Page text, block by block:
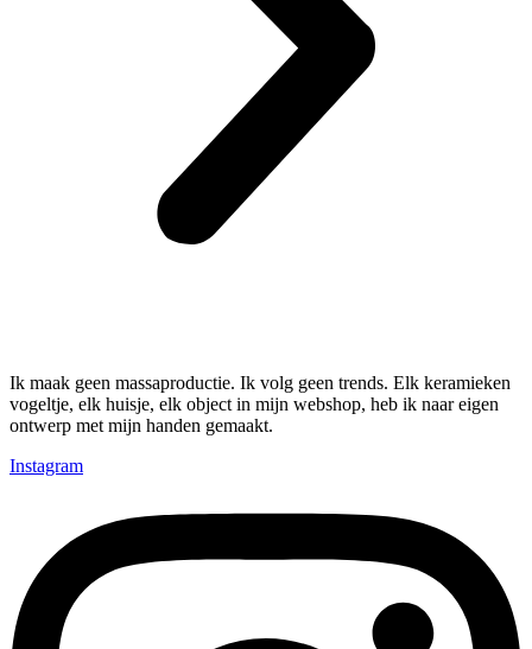
Ik maak geen massaproductie. Ik volg geen trends. Elk keramieken
vogeltje, elk huisje, elk object in mijn webshop, heb ik naar eigen
ontwerp met mijn handen gemaakt.
Instagram